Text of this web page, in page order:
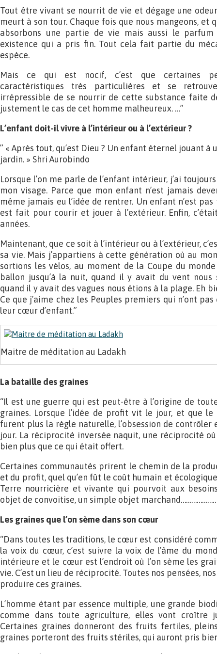
Tout être vivant se nourrit de vie et dégage une
meurt à son tour. Chaque fois que nous mangeons, et
absorbons une partie de vie mais aussi le
existence qui a pris fin. Tout cela fait partie du
espèce.
Mais ce qui est nocif, c’est que certaines
caractéristiques très particulières et se
irrépressible de se nourrir de cette substance faite
justement le cas de cet homme malheureux. …”
L’enfant doit-il vivre à l’intérieur ou à l’extérieur ?
” « Après tout, qu’est Dieu ? Un enfant éternel jouant
jardin. » Shri Aurobindo
Lorsque l’on me parle de l’enfant intérieur, j’ai
mon visage. Parce que mon enfant n’est jamais
même jamais eu l’idée de rentrer. Un enfant n’est
est fait pour courir et jouer à l’extérieur. Enfin,
années.
Maintenant, que ce soit à l’intérieur ou à l’extérieur,
sa vie. Mais j’appartiens à cette génération où au
sortions les vélos, au moment de la Coupe du
ballon jusqu’à la nuit, quand il y avait du vent
quand il y avait des vagues nous étions à la plage. Eh
Ce que j’aime chez les Peuples premiers qui n’ont
leur cœur d’enfant.”
Maitre de méditation au Ladakh
La bataille des graines
“Il est une guerre qui est peut-être à l’origine de
graines. Lorsque l’idée de profit vit le jour, et que
furent plus la règle naturelle, l’obsession de
jour. La réciprocité inversée naquit, une réciprocité
bien plus que ce qui était offert.
Certaines communautés prirent le chemin de la
et du profit, quel qu’en fût le coût humain et
Terre nourricière et vivante qui pourvoit aux
objet de convoitise, un simple objet
Les graines que l’on sème dans son cœur
“Dans toutes les traditions, le cœur est considéré
la voix du cœur, c’est suivre la voix de l’âme du
intérieure et le cœur est l’endroit où l’on sème les
vie. C’est un lieu de réciprocité. Toutes nos pensées,
produire ces graines.
L’homme étant par essence multiple, une grande
comme dans toute agriculture, elles vont croître
Certaines graines donneront des fruits fertiles,
graines porteront des fruits stériles, qui auront pris